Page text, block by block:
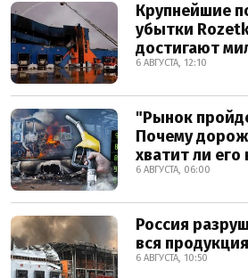
Крупнейшие
убытки
достигают
6 АВГУСТА, 12:10
"Рынок
Почему
хватит ли его
6 АВГУСТА, 06:00
Россия
вся
6 АВГУСТА, 10:50